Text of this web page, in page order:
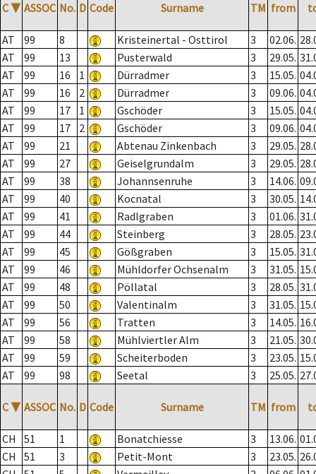
C ▼ ASSOC No. D Code Surname TM from
AT 99 8 Kristeinertal - Osttirol 3 02.06.
AT
99 13 Pusterwald 3 29.05.
AT
99 16 1 Dürradmer 3 15.05.
AT
99 16 2 Dürradmer 3 09.06.
AT
99 17 1 Gschöder 3 15.05.
AT
99 17 2 Gschöder 3 09.06.
AT
99 21 Abtenau Zinkenbach 3 29.05.
AT
99 27 Geiselgrundalm 3 29.05.
AT
99 38 Johannsenruhe 3 14.06.
AT
99 40 Kocnatal 3 30.05.
AT
99 41 Radlgraben 3 01.06.
AT
99 44 Steinberg 3 28.05.
AT
99 45 Gößgraben 3 15.05.
AT
99 46 Mühldorfer Ochsenalm 3 31.05.
AT
99 48 Pöllatal 3 28.05.
AT
99 50 Valentinalm 3 31.05.
AT
99 56 Tratten 3 14.05.
AT
99 58 Mühlviertler Alm 3 21.05.
AT
99 59 Scheiterboden 3 23.05.
AT
99 98 Seetal 3 25.05.
C ▼ ASSOC No. D Code Surname TM from
CH 51 1 Bonatchiesse 3 13.06.
CH
51 3 Petit-Mont 3 23.05.